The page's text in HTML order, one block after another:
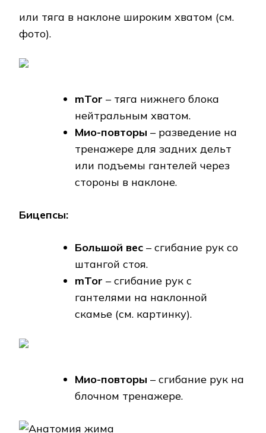
или тяга в наклоне широким хватом (см.
фото).
mTor – тяга нижнего блока
нейтральным хватом.
Мио-повторы – разведение на
тренажере для задних дельт
или подъемы гантелей через
стороны в наклоне.
Бицепсы:
Большой вес – сгибание рук со
штангой стоя.
mTor – сгибание рук с
гантелями на наклонной
скамье (см. картинку).
Мио-повторы – сгибание рук на
блочном тренажере.